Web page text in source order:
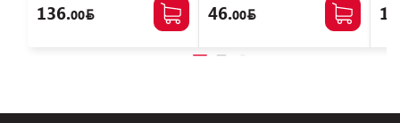
136.00 46.00